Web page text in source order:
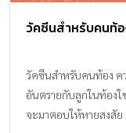
วัคซีนสำหรับคนท้อ
วัคซีนสำหรับคนท้อง ค
อันตรายกับลูกในท้อง
จะมาตอบให้หายสงสั